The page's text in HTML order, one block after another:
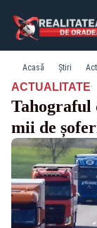
Acasă Știri
ACTUALITATE·
Tahograful
mii de